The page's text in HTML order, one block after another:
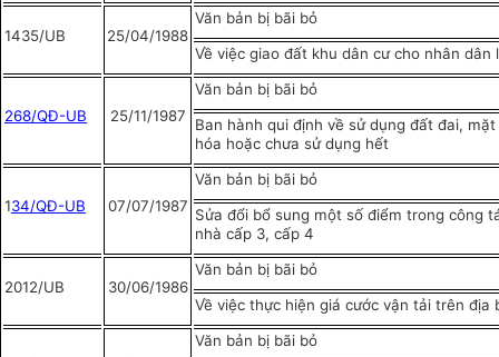
1435/UB 25/04/1988
Văn bản bị bãi bỏ
Về việc giao đất khu dân cư cho nhân dân
268/QĐ-UB 25/11/1987
Văn bản bị bãi bỏ
Ban hành qui định về sử dụng đất đai,
hóa hoặc chưa sử dụng hết
134/QĐ-UB 07/07/1987
Văn bản bị bãi bỏ
Sửa đổi bổ sung một số điểm trong công
nhà cấp 3, cấp 4
2012/UB 30/06/1986
Văn bản bị bãi bỏ
Về việc thực hiện giá cước vận tải trên địa
Văn bản bị bãi bỏ